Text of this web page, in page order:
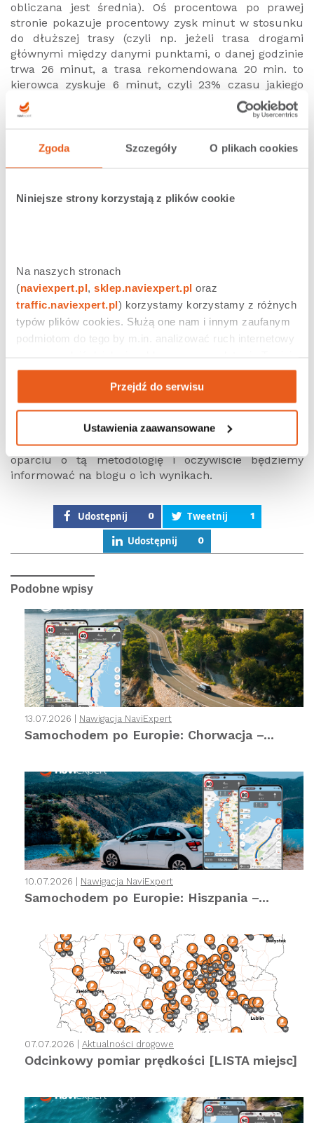
Zgoda Szczegóły O plikach cookies
Niniejsze strony korzystają z plików cookie
Na naszych stronach
(naviexpert.pl sklep.naviexpert.pl
traffic.naviexpert.pl) korzystamy korzystamy z różnych
typów plików cookies. Służą one nam i innym zaufanym
podmiotom do tego by m.in. analizować ruch internetowy
aktywności na naszych stronach internetowych. Więcej
informacji znajdziesz w naszej polityce prywatności
Przejdź do serwisu
Ustawienia zaawansowane
obliczana jest średnia). Oś procentowa po prawej
stronie pokazuje procentowy zysk minut w stosunku
do dłuższej trasy (czyli np. jeżeli trasa drogami
głównymi między danymi punktami, o danej godzinie
trwa 26 minut, a trasa rekomendowana 20 min. to
kierowca zyskuje 6 minut, czyli 23% czasu jakiego
potrzebowałaby na pokonanie trasy drogami
głównymi).
Wyniki testu systemu Community Traffic
NaviExpert zamierza cyklicznie powtarzać badania w
oparciu o tą metodologię i oczywiście będziemy
informować na blogu o ich wynikach.
Udostępnij 0 Tweetnij 1
Udostępnij 0
Podobne wpisy
13.07.2026 | Nawigacja NaviExpert
Samochodem po Europie: Chorwacja –...
10.07.2026 | Nawigacja NaviExpert
Samochodem po Europie: Hiszpania –...
07.07.2026 | Aktualności drogowe
Odcinkowy pomiar prędkości [LISTA miejsc]